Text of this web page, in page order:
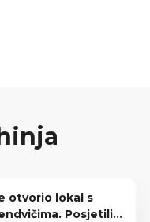
otvorio lokal s
Posjetili